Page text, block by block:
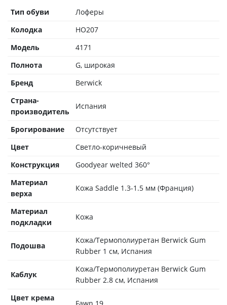
Тип обуви
Лоферы
Колодка
HO207
Модель
4171
Полнота
G, широкая
Бренд
Berwick
Страна-
производитель
Испания
Брогирование
Отсутствует
Цвет
Светло-коричневый
Конструкция
Goodyear welted 360°
Материал
верха
Кожа Saddle 1.3-1.5 мм (Франция)
Материал
подкладки
Кожа
Подошва
Кожа/Термополиуретан Berwick Gum
Rubber 1 см, Испания
Каблук
Кожа/Термополиуретан Berwick Gum
Rubber 2.8 см, Испания
Цвет крема
Fawn 19